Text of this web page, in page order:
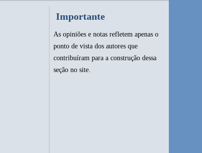
Importante
As opiniões e notas refletem apenas o
ponto de vista dos autores que
contribuíram para a construção dessa
seção no site.